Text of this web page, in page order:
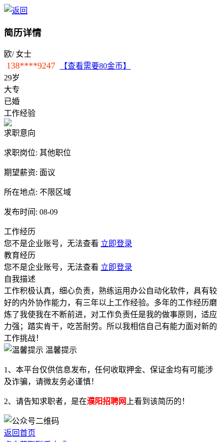
简历详情
欧/ 女士
138****9247
【查看需要80金币】
29岁
大专
已婚
工作经验
求职意向
求职岗位: 其他职位
期望薪资: 面议
所在地点: 不限区域
发布时间: 08-09
工作经历
您不是企业账号，无法查看 立即登录
教育经历
您不是企业账号，无法查看 立即登录
自我描述
工作积极认真，细心负责，熟练运用办公自动化软件，具有较
好的内外协作能力，有三年以上工作经验。多年的工作经历磨
炼了我使我在不断前进，对工作负责任是我的做事原则，适应
力强；踏实肯干，吃苦耐劳。所以我相信自己有能力面对新的
工作挑战！
温馨提示
1、本平台仅供信息发布，任何收取押金、保证金均有可能涉
及诈骗，请微友务必谨慎！
2、请告知求职者，是在濮阳招聘网上看到该简历的！
返回首页